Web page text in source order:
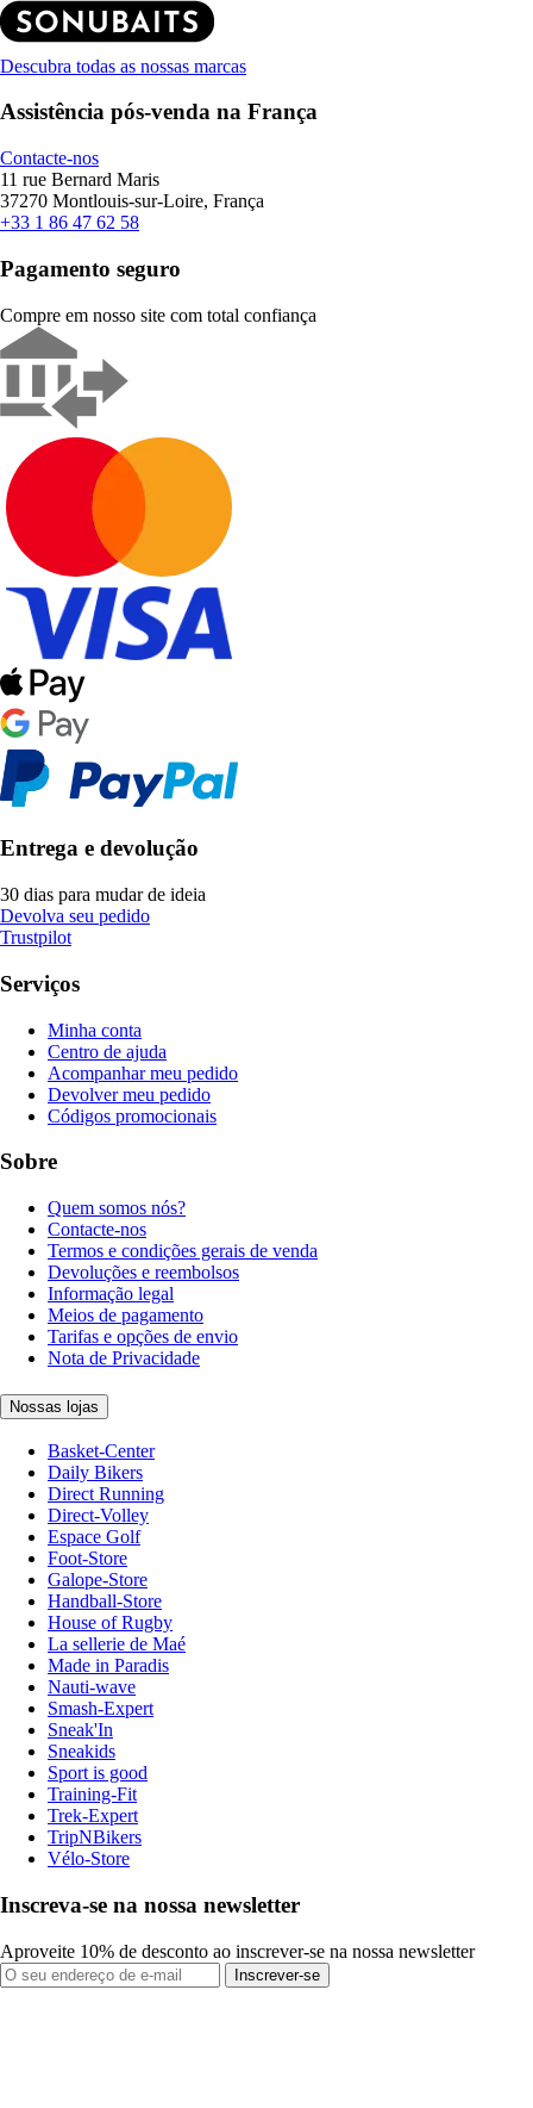
Descubra todas as nossas marcas
Assistência pós-venda na França
Contacte-nos
11 rue Bernard Maris
37270 Montlouis-sur-Loire, França
+33 1 86 47 62 58
Pagamento seguro
Compre em nosso site com total confiança
Entrega e devolução
30 dias para mudar de ideia
Devolva seu pedido
Trustpilot
Serviços
Minha conta
Centro de ajuda
Acompanhar meu pedido
Devolver meu pedido
Códigos promocionais
Sobre
Quem somos nós?
Contacte-nos
Termos e condições gerais de venda
Devoluções e reembolsos
Informação legal
Meios de pagamento
Tarifas e opções de envio
Nota de Privacidade
Nossas lojas
Basket-Center
Daily Bikers
Direct Running
Direct-Volley
Espace Golf
Foot-Store
Galope-Store
Handball-Store
House of Rugby
La sellerie de Maé
Made in Paradis
Nauti-wave
Smash-Expert
Sneak'In
Sneakids
Sport is good
Training-Fit
Trek-Expert
TripNBikers
Vélo-Store
Inscreva-se na nossa newsletter
Aproveite 10% de desconto ao inscrever-se na nossa newsletter
Inscrever-se